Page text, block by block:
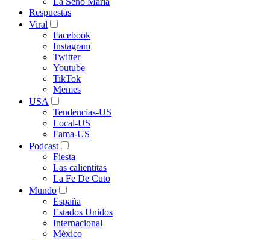
Respuestas
Viral
Facebook
Instagram
Twitter
Youtube
TikTok
Memes
USA
Tendencias-US
Local-US
Fama-US
Podcast
Fiesta
Las calientitas
La Fe De Cuto
Mundo
España
Estados Unidos
Internacional
México